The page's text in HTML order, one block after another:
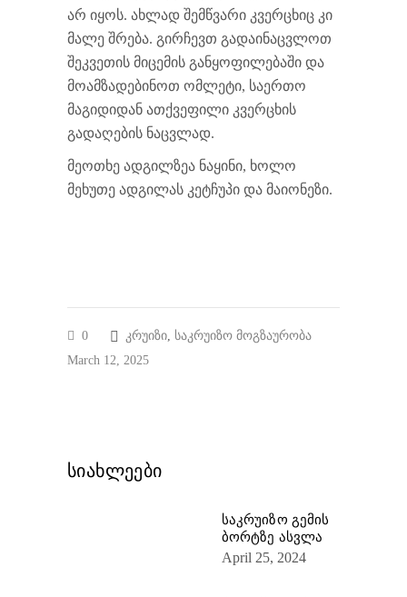
არ იყოს. ახლად შემწვარი კვერცხიც კი
მალე შრება. გირჩევთ გადაინაცვლოთ
შეკვეთის მიცემის განყოფილებაში და
მოამზადებინოთ ომლეტი, საერთო
მაგიდიდან ათქვეფილი კვერცხის
გადაღების ნაცვლად.
მეოთხე ადგილზეა ნაყინი, ხოლო
მეხუთე ადგილას კეტჩუპი და მაიონეზი.
0 კრუიზი, საკრუიზო მოგზაურობა
March 12, 2025
სიახლეები
საკრუიზო გემის
ბორტზე ასვლა
April 25, 2024